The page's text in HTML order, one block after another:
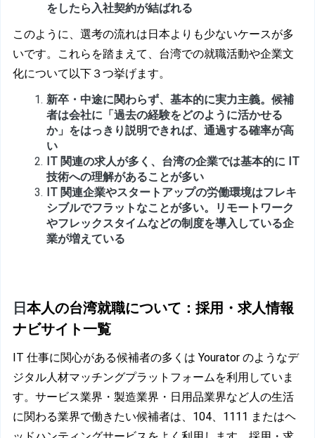
をしたら入社契約が結ばれる
このように、選考の流れは日本よりも少ないケースが多
いです。これらを踏まえて、台湾での就職活動や企業文
化について以下３つ挙げます。
新卒・中途に関わらず、基本的に実力主義。候補
者は会社に「過去の経験をどのように活かせる
か」をはっきり説明できれば、通過する確率が高
い
IT 関連の求人が多く、台湾の企業では基本的に IT
技術への理解があることが多い
IT 関連企業やスタートアップの労働環境はフレキ
シブルでフラットなことが多い。リモートワーク
やフレックスタイムなどの制度を導入している企
業が増えている
日 本人の台湾就職について：採用・求人情報
ナビサイト一覧
IT 仕事に関心がある候補者の多くは Yourator のようなデ
ジタル人材マッチングプラットフォームを利用していま
す。サービス業界・製造業界・日用品業界など人の生活
に関わる業界で働きたい候補者は、104、1111 またはヘ